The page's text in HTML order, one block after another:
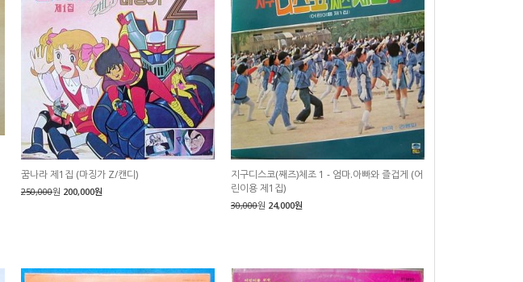
꿈나라 제1집 (마징가 Z/캔디)
250,000원 200,000원
지구디스코(째즈)체조 1 - 엄마.아빠와 즐겁게 (어
린이용 제1집)
30,000원 24,000원